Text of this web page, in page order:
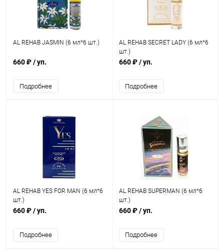
AL REHAB JASMIN (6 мл*6 шт.)
660 ₽/ уп.
Подробнее
AL REHAB SECRET LADY (6 мл*6
шт.)
660 ₽/ уп.
Подробнее
AL REHAB YES FOR MAN (6 мл*6
шт.)
660 ₽/ уп.
Подробнее
AL REHAB SUPERMAN (6 мл*6
шт.)
660 ₽/ уп.
Подробнее